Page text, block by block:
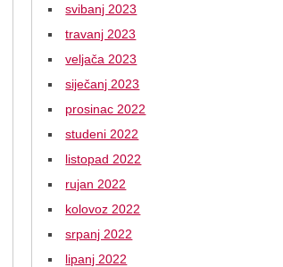
svibanj 2023
travanj 2023
veljača 2023
siječanj 2023
prosinac 2022
studeni 2022
listopad 2022
rujan 2022
kolovoz 2022
srpanj 2022
lipanj 2022